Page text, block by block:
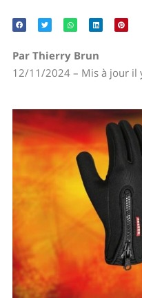
Par Thierry Brun
12/11/2024 – Mis à jour il